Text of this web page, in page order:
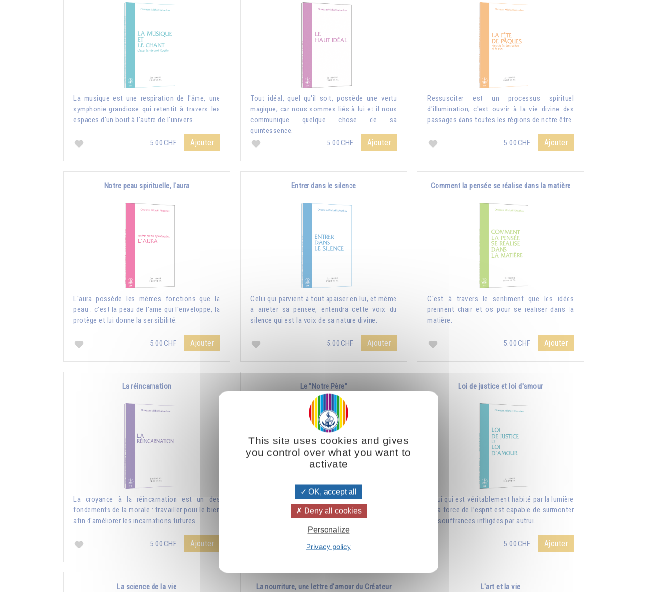
La musique est une respiration de l'âme, une
symphonie grandiose qui retentit à travers les
espaces d'un bout à l'autre de l'univers.
5.00CHF Ajouter
Tout idéal, quel qu'il soit, possède une vertu
magique, car nous sommes liés à lui et il nous
communique quelque chose de sa
quintessence.
5.00CHF
Ajouter
Ressusciter est un processus spirituel
d'illumination, c'est ouvrir à la vie divine des
passages dans toutes les régions de notre être.
5.00CHF Ajouter
Notre peau spirituelle, l'aura
L'aura possède les mêmes fonctions que la
peau : c'est la peau de l'âme qui l'enveloppe, la
protège et lui donne la sensibilité.
5.00CHF Ajouter
Entrer dans le silence
Celui qui parvient à tout apaiser en lui, et même
à arrêter sa pensée, entendra cette voix du
silence qui est la voix de sa nature divine.
5.00CHF Ajouter
Comment la pensée se réalise dans la matière
C'est à travers le sentiment que les idées
prennent chair et os pour se réaliser dans la
matière.
5.00CHF Ajouter
La réincarnation
La croyance à la réincarnation est un des
fondements de la morale : travailler pour le bien
afin d'améliorer les incarnations futures.
5.00CHF Ajouter
Le "Notre Père"
Jésus a mis dans "Le Notre Père" une science
très ancienne qui existait déjà bien avant lui et
qu'il avait reçue de la tradition.
5.00CHF
Loi de justice et loi d'amour
Celui qui est véritablement habité par la lumière
et la force de l’esprit est capable de surmonter
les souffrances infligées par autrui.
5.00CHF Ajouter
La science de la vie La nourriture, une lettre d'amour du Créateur L'art et la vie
This site uses cookies and gives
you control over what you want to
activate
OK, accept all
Deny all cookies
Personalize
Privacy policy